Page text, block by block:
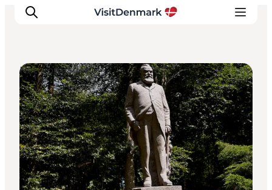
Inspiration
Destinationer
Oplevelser
Overnatning
Planlæg ferien
Naturområder